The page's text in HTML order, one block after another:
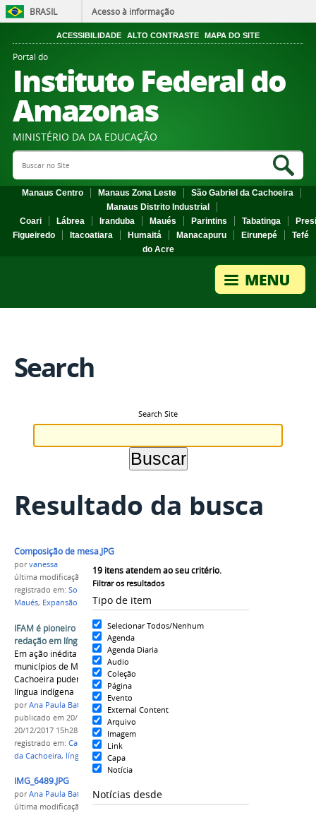
BRASIL Acesso à informação
ACESSIBILIDADE ALTO CONTRASTE MAPA DO SITE
Portal do
Instituto Federal do
Amazonas
MINISTÉRIO DA DA EDUCAÇÃO
Search Site
Manaus Centro Manaus Zona Leste
São Gabriel da Cachoeira
Manaus Distrito Industrial
Coari
Lábrea Iranduba Maués Parintins Tabatinga
Figueiredo
Itacoatiara Humaitá Manacapuru Eirunepé
Tefé
do Acre
Search
Search Site
Resultado da busca
19 itens atendem ao seu critério.
Filtrar os resultados
Tipo de item
Selecionar Todos/Nenhum
Agenda
Agenda Diaria
Audio
Coleção
Página
Evento
External Content
Arquivo
Imagem
Link
Capa
Notícia
Notícias desde
Composição de mesa.JPG
porvanessa
última modificação
em 15/02/2016 10h57
registrado em: Solenidade de Posse,Campus
Maués, Expansão II Diretor Geral
IFAM é pioneiro no Brasil na aplicação de
redação em língua indígena
Em ação inédita no país, candidatos dos
municípios de Maués e São Gabriel da
Cachoeira puderam escrever a redação em uma
língua indígena
porAna Paula Batista
publicado em 20/12/2017 — última modificação
20/12/2017 15h28
registrado em: Campus Maués
da Cachoeira, língua indígena,
IMG_6489.JPG
porAna Paula Batista
última modificação
em 21/11/2017 20h12